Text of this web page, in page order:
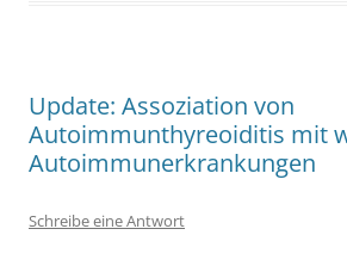
Update: Assoziation von
Autoimmunthyreoiditis mit
Autoimmunerkrankungen
Schreibe eine Antwort